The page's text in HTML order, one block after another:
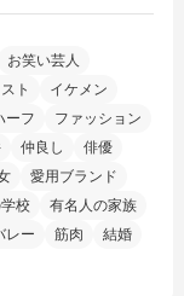
お笑い芸人
ト
イケメン
ーフ
ファッション
仲良し
俳優
愛用ブランド
校
有名人の家族
レー 筋肉
結婚